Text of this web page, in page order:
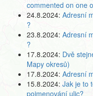
commented on one
24.8.2024: Adresní
?
23.8.2024: Adresní
?
17.8.2024: Dvě
Mapy okresů)
17.8.2024: Adresní
15.8.2024: Jak je to
pojmenování ulic?